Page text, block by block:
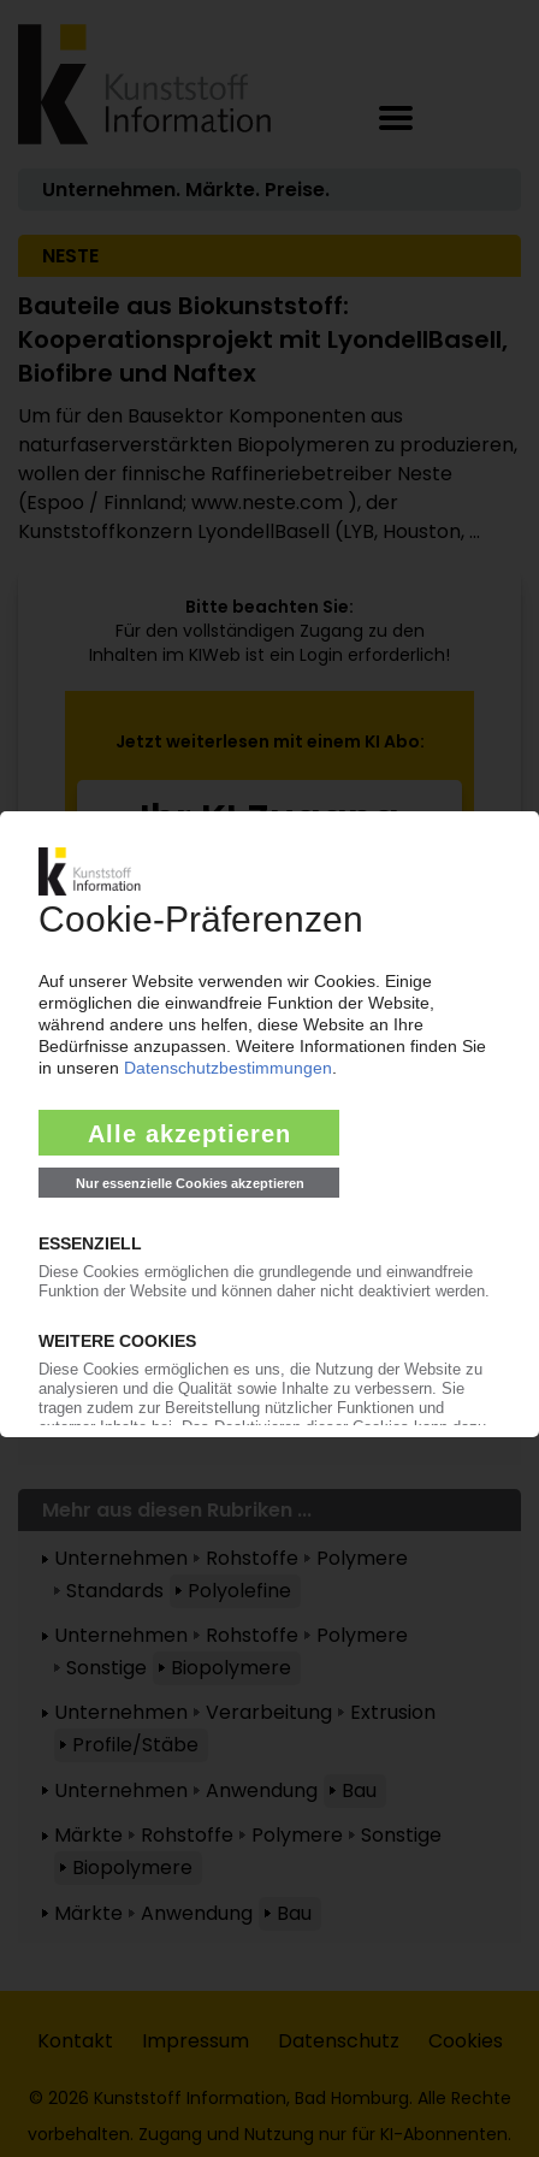
Unternehmen. Märkte. Preise.
NESTE
Bauteile aus Biokunststoff:
Kooperationsprojekt mit LyondellBasell,
Biofibre und Naftex
Um für den Bausektor Komponenten aus
naturfaserverstärkten Biopolymeren zu produzieren,
wollen der finnische Raffineriebetreiber Neste
(Espoo / Finnland; www.neste.com ), der
Kunststoffkonzern LyondellBasell (LYB, Houston, ...
Bitte beachten Sie:
Für den vollständigen Zugang zu den
Inhalten im KIWeb ist ein Login erforderlich!
Jetzt weiterlesen mit einem KI Abo:
Ihr KI Zugang
ab99€/Monat
Jetzt kostenlos testen
Bereits KI-Abonnent? Jetzt
anmelden!
Mehr zu ...
Biofibre
Neste Oil
Mehr aus diesen Rubriken ...
Unternehmen
Rohstoffe
Polymere
Standards
Polyolefine
Unternehmen
Rohstoffe
Polymere
Sonstige
Biopolymere
Unternehmen
Verarbeitung
Extrusion
Profile/Stäbe
Unternehmen
Anwendung
Bau
Märkte
Rohstoffe Polymere
Sonstige
Biopolymere
Märkte
Anwendung Bau
Kontakt Impressum Datenschutz Cookies
© 2026 Kunststoff Information, Bad Homburg. Alle Rechte
vorbehalten. Zugang und Nutzung nur für KI-Abonnenten.